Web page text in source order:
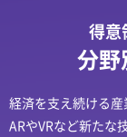
得意
分
経済を支え続ける産
ARやVRなど新たな